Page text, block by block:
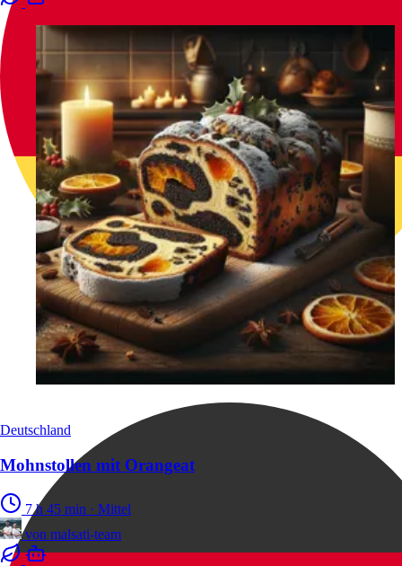
Deutschland
Mohnstollen mit Orangeat
7 h 45 min · Mittel
von malsati-team